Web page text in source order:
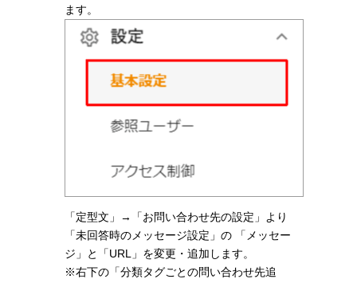
ます。
「定型文」→「お問い合わせ先の設定」より
「未回答時のメッセージ設定」の 「メッセー
ジ」と「URL」を変更・追加します。
※右下の「分類タグごとの問い合わせ先追